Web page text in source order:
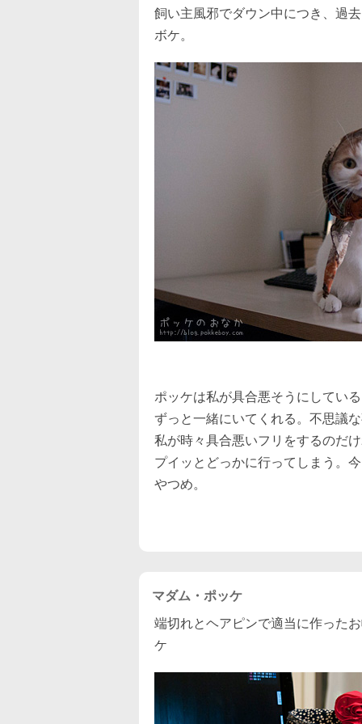
飼い主風邪でダウン中につき、過
ボケ。
ポッケは私が具合悪そうにしてい
ずっと一緒にいてくれる。不思議
私が時々具合悪いフリをするのだ
プイッとどっかに行ってしまう。
やつめ。
マダム・ポッケ
端切れとヘアピンで適当に作った
ケ